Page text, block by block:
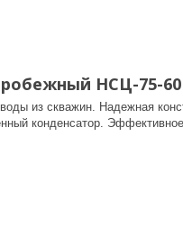
НСЦ-75-
из скважин. Надежная
конденсатор.